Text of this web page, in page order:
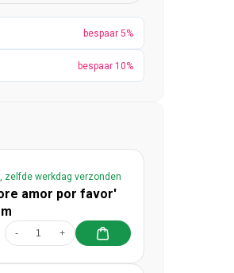
bespaar 5%
bespaar 10%
zelfde werkdag verzonden
amor por favor'
- +